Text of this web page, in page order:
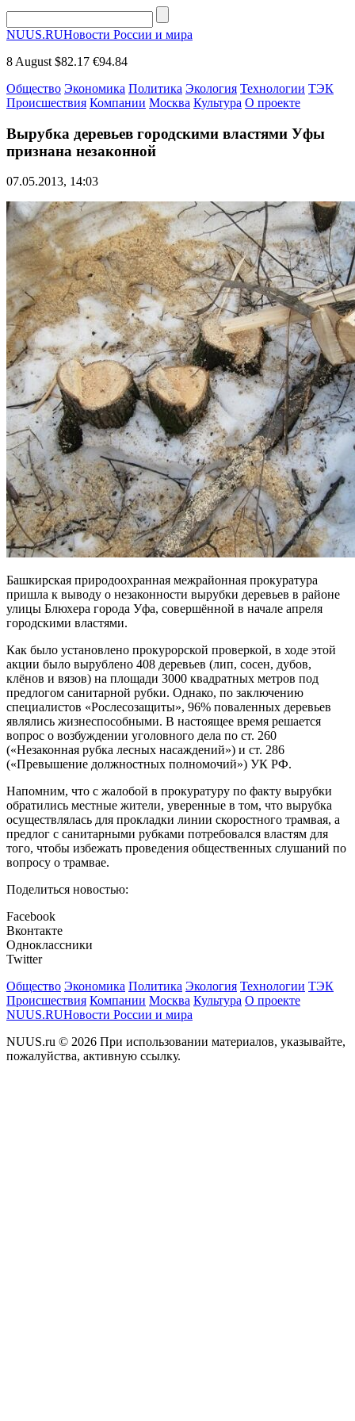
NUUS.RUНовости России и мира
8 August $82.17 €94.84
Общество Экономика Политика Экология Технологии ТЭК
Происшествия Компании Москва Культура О проекте
Вырубка деревьев городскими властями Уфы
признана незаконной
07.05.2013, 14:03
Башкирская природоохранная межрайонная прокуратура
пришла к выводу о незаконности вырубки деревьев в районе
улицы Блюхера города Уфа, совершённой в начале апреля
городскими властями.
Как было установлено прокурорской проверкой, в ходе этой
акции было вырублено 408 деревьев (лип, сосен, дубов,
клёнов и вязов) на площади 3000 квадратных метров под
предлогом санитарной рубки. Однако, по заключению
специалистов «Рослесозащиты», 96% поваленных деревьев
являлись жизнеспособными. В настоящее время решается
вопрос о возбуждении уголовного дела по ст. 260
(«Незаконная рубка лесных насаждений») и ст. 286
(«Превышение должностных полномочий») УК РФ.
Напомним, что с жалобой в прокуратуру по факту вырубки
обратились местные жители, уверенные в том, что вырубка
осуществлялась для прокладки линии скоростного трамвая, а
предлог с санитарными рубками потребовался властям для
того, чтобы избежать проведения общественных слушаний по
вопросу о трамвае.
Поделиться новостью:
Facebook
Вконтакте
Одноклассники
Twitter
Общество Экономика Политика Экология Технологии ТЭК
Происшествия Компании Москва Культура О проекте
NUUS.RUНовости России и мира
NUUS.ru © 2026 При использовании материалов, указывайте,
пожалуйства, активную ссылку.